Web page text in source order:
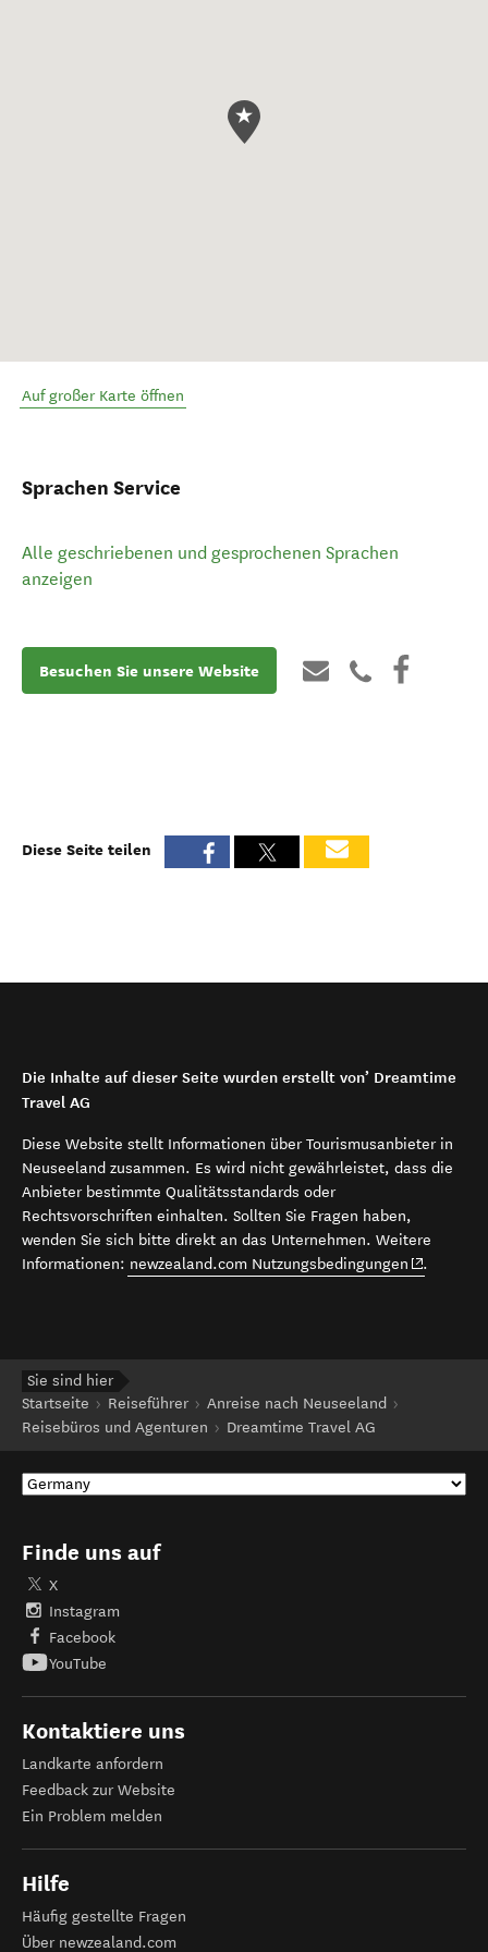
Auf großer Karte öffnen
Sprachen Service
Alle geschriebenen und gesprochenen Sprachen
anzeigen
Besuchen Sie unsere Website
Diese Seite teilen
Die Inhalte auf dieser Seite wurden erstellt von’ Dreamtime
Travel AG
Diese Website stellt Informationen über Tourismusanbieter in
Neuseeland zusammen. Es wird nicht gewährleistet, dass die
Anbieter bestimmte Qualitätsstandards oder
Rechtsvorschriften einhalten. Sollten Sie Fragen haben,
wenden Sie sich bitte direkt an das Unternehmen. Weitere
Informationen: newzealand.com Nutzungsbedingungen (opens in
.
Sie sind hier
Startseite
Reiseführer
Anreise nach Neuseeland
Reisebüros und Agenturen
Dreamtime Travel AG
Finde uns auf
X
Instagram
Facebook
YouTube
Kontaktiere uns
Landkarte anfordern
Feedback zur Website
Ein Problem melden
Hilfe
Häufig gestellte Fragen
Über newzealand.com